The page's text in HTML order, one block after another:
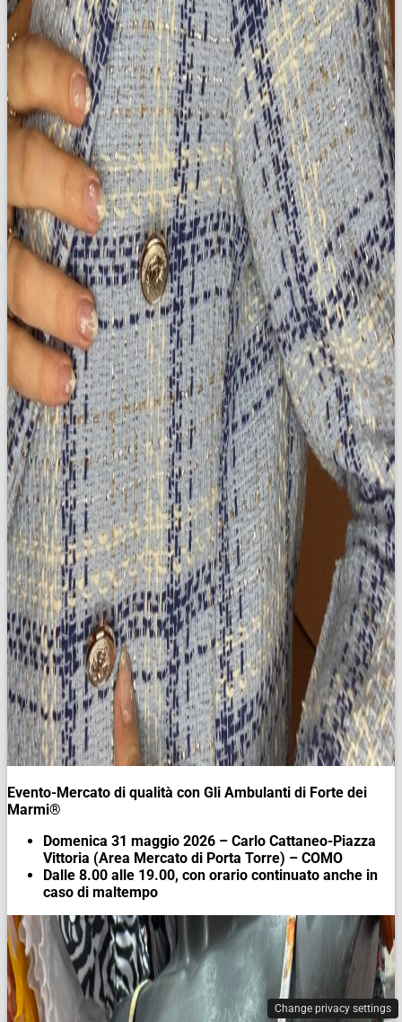
Evento-Mercato di qualità con Gli Ambulanti di Forte dei
Marmi®
Domenica 31 maggio 2026 – Carlo Cattaneo-Piazza
Vittoria (Area Mercato di Porta Torre) – COMO
Dalle 8.00 alle 19.00, con orario continuato anche in
caso di maltempo
Change privacy settings